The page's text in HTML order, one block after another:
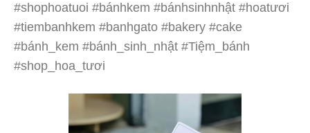
#shophoatuoi #bánhkem #bánhsinhnhật #hoatươi
#tiembanhkem #banhgato #bakery #cake
#bánh_kem #bánh_sinh_nhật #Tiệm_bánh
#shop_hoa_tươi